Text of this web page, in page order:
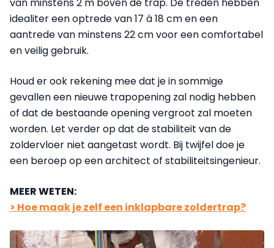
idealiter een optrede van 17 à 18 cm en een
aantrede van minstens 22 cm voor een comfortabel
en veilig gebruik.
Houd er ook rekening mee dat je in sommige
gevallen een nieuwe trapopening zal nodig hebben
of dat de bestaande opening vergroot zal moeten
worden. Let verder op dat de stabiliteit van de
zoldervloer niet aangetast wordt. Bij twijfel doe je
een beroep op een architect of stabiliteitsingenieur.
MEER WETEN:
> Hoe maak je zelf een inklapbare zoldertrap?